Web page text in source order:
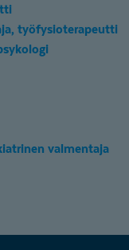
työfysioterapeutti
valmentaja